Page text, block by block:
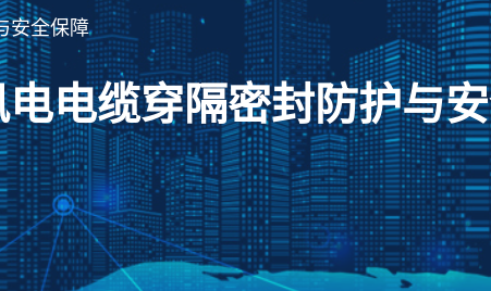
安全保障
电缆穿隔密封防护与